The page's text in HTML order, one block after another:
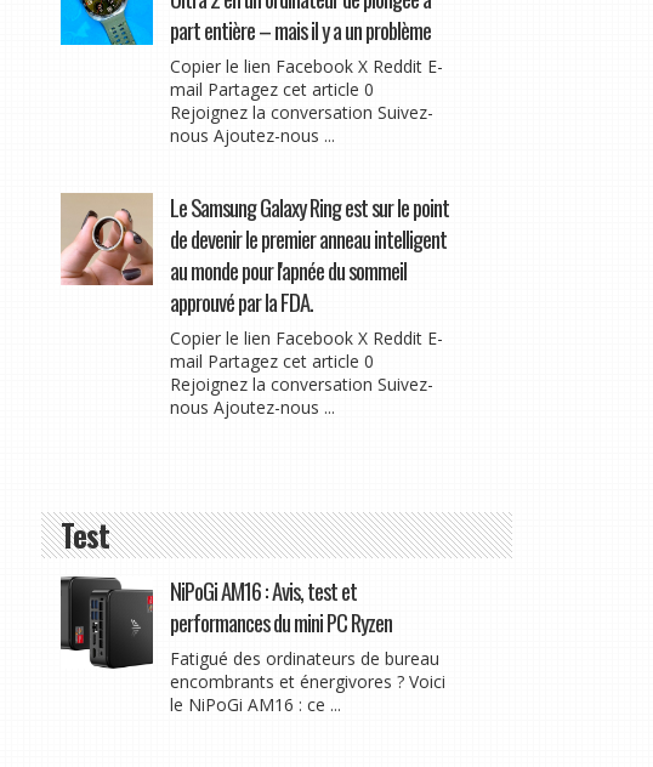
part entière – mais il y a un problème
Copier le lien Facebook X Reddit E-
mail Partagez cet article 0
Rejoignez la conversation Suivez-
nous Ajoutez-nous ...
Le Samsung Galaxy Ring est sur le point
de devenir le premier anneau intelligent
au monde pour l'apnée du sommeil
approuvé par la FDA.
Copier le lien Facebook X Reddit E-
mail Partagez cet article 0
Rejoignez la conversation Suivez-
nous Ajoutez-nous ...
Test
NiPoGi AM16 : Avis, test et
performances du mini PC Ryzen
Fatigué des ordinateurs de bureau
encombrants et énergivores ? Voici
le NiPoGi AM16 : ce ...